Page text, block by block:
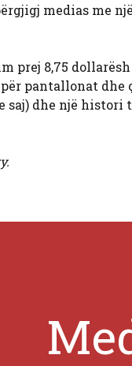
medias me
prej 8,75
pantallonat
saj) dhe një